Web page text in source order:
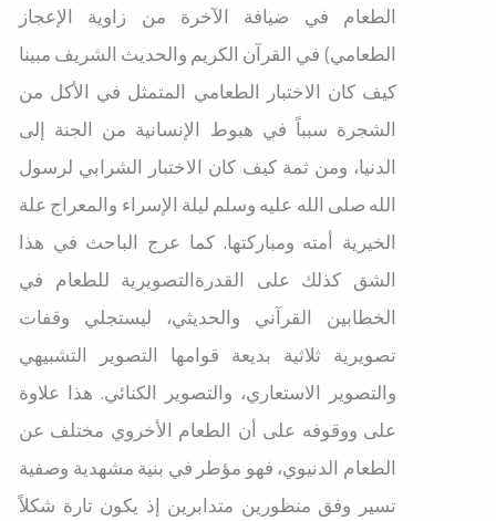
الطعام في ضيافة الآخرة من زاوية الإعجاز
الطعامي) في القرآن الكريم والحديث الشريف مبينا
كيف كان الاختبار الطعامي المتمثل في الأكل من
الشجرة سبباً في هبوط الإنسانية من الجنة إلى
الدنيا، ومن ثمة كيف كان الاختبار الشرابي لرسول
الله صلى الله عليه وسلم ليلة الإسراء والمعراج علة
الخيرية أمته ومباركتها. كما عرج الباحث في هذا
الشق كذلك على القدرةالتصويرية للطعام في
الخطابين القرآني والحديثي، ليستجلي وقفات
تصويرية ثلاثية بديعة قوامها التصوير التشبيهي
والتصوير الاستعاري، والتصوير الكنائي. هذا علاوة
على ووقوفه على أن الطعام الأخروي مختلف عن
الطعام الدنيوي، فهو مؤطر في بنية مشهدية وصفية
تسير وفق منظورين متدابرين إذ يكون تارة شكلاً